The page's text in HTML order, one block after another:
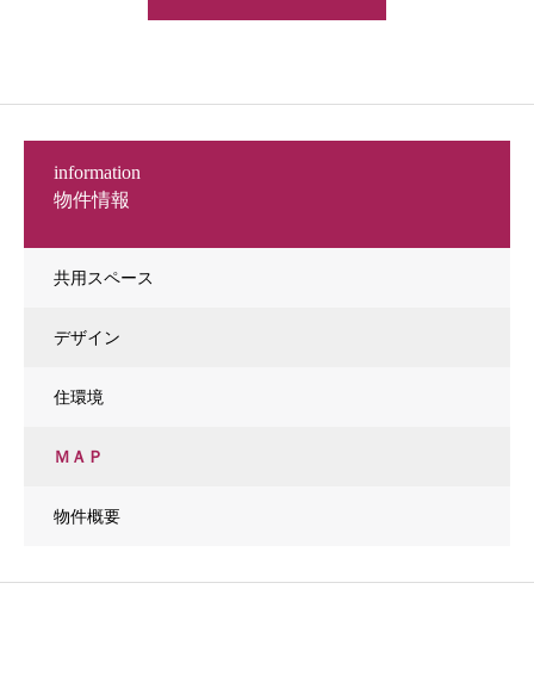
物件情報
information
共用スペース
デザイン
住環境
ＭＡＰ
物件概要